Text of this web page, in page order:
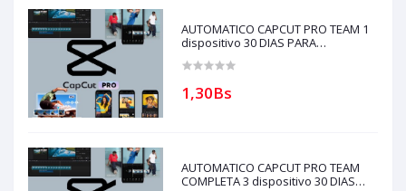
AUTOMATICO CAPCUT PRO TEAM 1
dispositivo 30 DIAS PARA
puede comprar) para soporte
1,30Bs
AUTOMATICO CAPCUT PRO TEAM
COMPLETA 3 dispositivo 30 DIAS